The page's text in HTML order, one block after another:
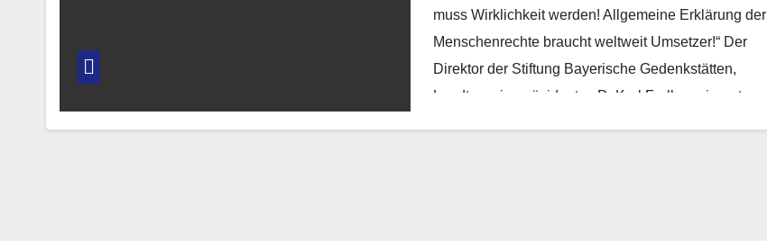
muss Wirklichkeit werden! Allgemeine Erklärung der
Menschenrechte braucht weltweit Umsetzer!“ Der
Direktor der Stiftung Bayerische Gedenkstätten,
Landtagsvizepräsident a. D. Karl Freller, erinnert an